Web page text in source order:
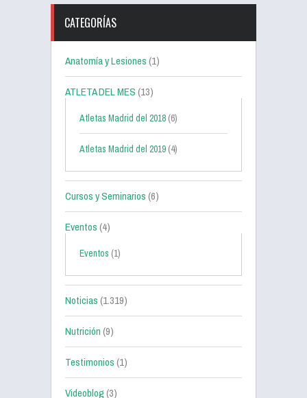
CATEGORÍAS
Anatomía y Lesiones(1)
ATLETA DEL MES(13)
Atletas Madrid del 2018 (6)
Atletas Madrid del 2019 (4)
Cursos y Seminarios(6)
Eventos(4)
Eventos (1)
Noticias(1.319)
Nutrición(9)
Testimonios(1)
Videoblog(3)